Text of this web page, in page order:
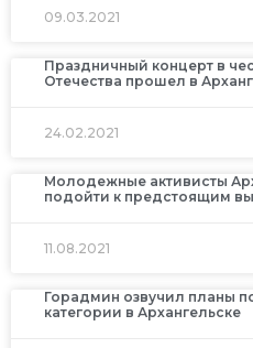
09.03.2021
Праздничный концерт в
Отечества прошел в
24.02.2021
Молодежные активисты
подойти к предстоящим
11.08.2021
Горадмин озвучил планы
категории в Архангельске